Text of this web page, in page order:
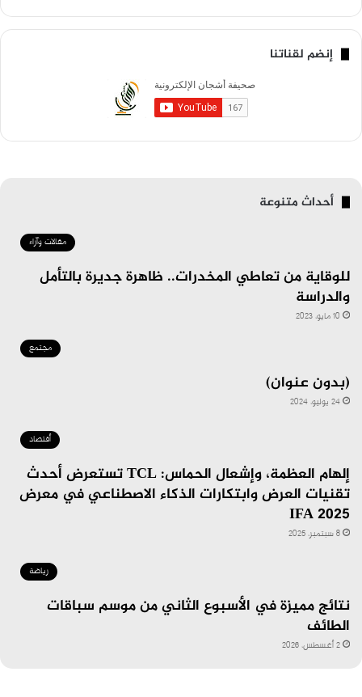
إنضم لقناتنا
أحداث متنوعة
مقالات وآراء
للوقاية من تعاطي المخدرات.. ظاهرة جديرة بالتأمل
والدراسة
10 مايو، 2023
مجتمع
(بدون عنوان)
24 يوليو، 2024
أقتصاد
إلهام العظمة، وإشعال الحماس: TCL تستعرض أحدث
تقنيات العرض وابتكارات الذكاء الاصطناعي في معرض
IFA 2025
8 سبتمبر، 2025
رياضة
نتائج مميزة في الأسبوع الثاني من موسم سباقات
الطائف
2 أغسطس، 2026